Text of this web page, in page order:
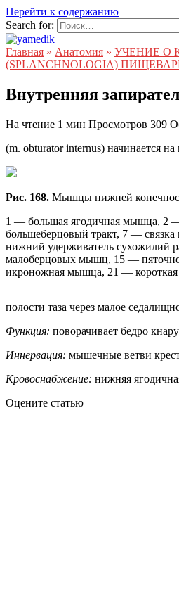
Перейти к содержанию
Search for:
Главная » Анатомия » УЧЕНИЕ О
(SPLANCHNOLOGIA)
Внутренняя
На чтение 1 мин Просмотров 309
(m. obturator internus) начинается
Рис. 168. Мышцы нижней
1 — большая ягодичная мышца, 2
большеберцовый тракт, 7 —
нижний удерживатель сухожилий
малоберцовых мышц, 15 —
икроножная мышца, 21 —
полости таза через малое
Функция: поворачивает бедро
Иннервация: мышечные ветви
Кровоснабжение: нижняя
Оцените статью